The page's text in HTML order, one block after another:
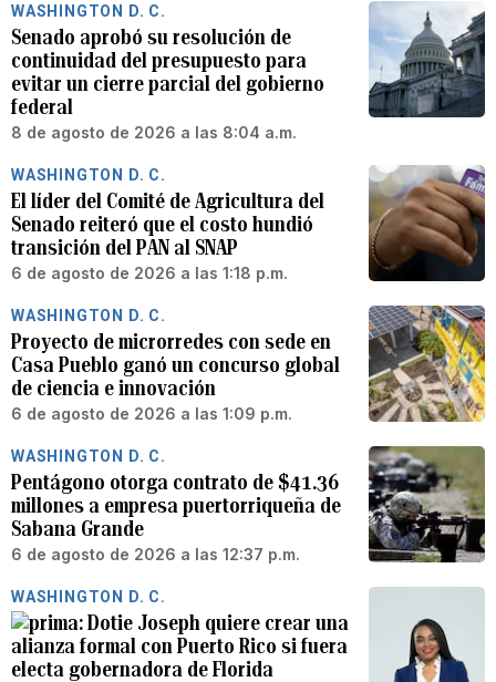
WASHINGTON D. C.
Senado aprobó su resolución de
continuidad del presupuesto para
evitar un cierre parcial del gobierno
federal
8 de agosto de 2026 a las 8:04 a.m.
WASHINGTON D. C.
El líder del Comité de Agricultura del
Senado reiteró que el costo hundió
transición del PAN al SNAP
6 de agosto de 2026 a las 1:18 p.m.
WASHINGTON D. C.
Proyecto de microrredes con sede en
Casa Pueblo ganó un concurso global
de ciencia e innovación
6 de agosto de 2026 a las 1:09 p.m.
WASHINGTON D. C.
Pentágono otorga contrato de $41.36
millones a empresa puertorriqueña de
Sabana Grande
6 de agosto de 2026 a las 12:37 p.m.
WASHINGTON D. C.
Dotie Joseph quiere crear una
alianza formal con Puerto Rico si fuera
electa gobernadora de Florida